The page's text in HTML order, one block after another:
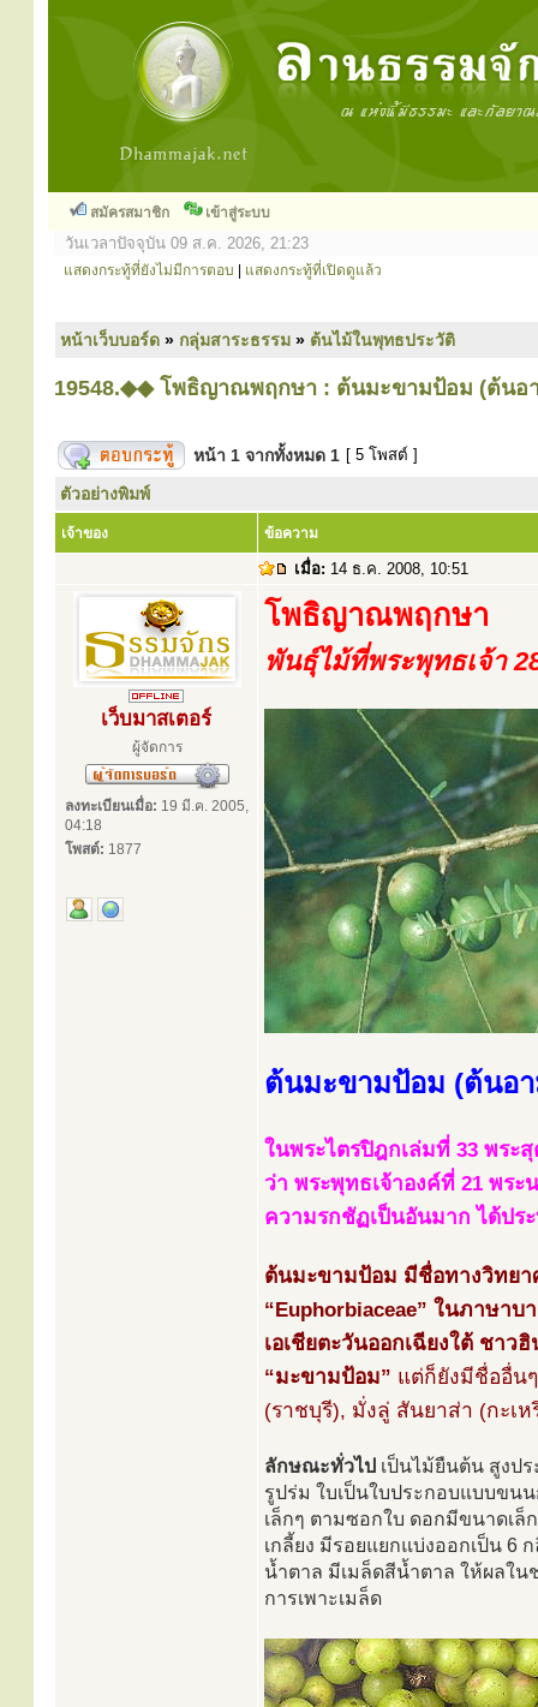
สมัครสมาชิก เข้าสู่ระบบ
วันเวลาปัจจุบัน 09 ส.ค. 2026, 21:23
แสดงกระทู้ที่ยังไม่มีการตอบ แสดงกระทู้ที่เปิดดูแล้ว
หน้าเว็บบอร์ด » กลุ่มสาระธรรม » ต้นไม้ในพุทธประวัติ
19548.◆◆ โพธิญาณพฤกษา : ต้นมะขามป้อม (ต้น
หน้า 1 จากทั้งหมด 1 [ 5 โพสต์ ]
ตัวอย่างพิมพ์
เจ้าของ ข้อความ
เมื่อ: 14 ธ.ค. 2008, 10:51
เว็บมาสเตอร์
ผู้จัดการ
ลงทะเบียนเมื่อ: 19 มี.ค. 2005,
04:18
โพสต์: 1877
โพธิญาณพฤกษา
พันธุ์ไม้ที่พระพุทธเจ้า
ต้นมะขามป้อม (ต้นอ
ในพระไตรปิฎกเล่มที่ 33 พร
ว่า พระพุทธเจ้าองค์ที่ 21 พร
ความรกชัฏเป็นอันมาก ได้ปร
ต้นมะขามป้อม มีชื่อทางวิทยา
“Euphorbiaceae” ในภาษา
เอเชียตะวันออกเฉียงใต้ ชาว
“มะขามป้อม” แต่ก็ยังมีชื่ออื่น
(ราชบุรี), มั่งลู่ สันยาส่า (กะเ
ลักษณะทั่วไป เป็นไม้ยืนต้น สูงป
รูปร่ม ใบเป็นใบประกอบแบบขน
เล็กๆ ตามซอกใบ ดอกมีขนาดเ
เกลี้ยง มีรอยแยกแบ่งออกเป็น 6
น้ำตาล มีเมล็ดสีน้ำตาล ให้ผลใ
การเพาะเมล็ด